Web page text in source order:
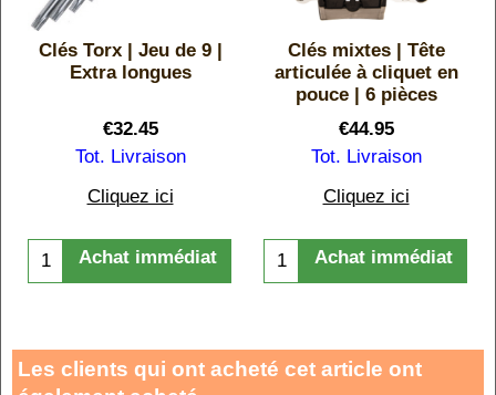
Clés Torx | Jeu de 9 |
Extra longues
€32.45
Tot. Livraison
Cliquez ici
Achat immédiat
Clés mixtes | Tête
articulée à cliquet en
pouce | 6 pièces
€44.95
Tot. Livraison
Cliquez ici
Achat immédiat
Les clients qui ont acheté cet article ont